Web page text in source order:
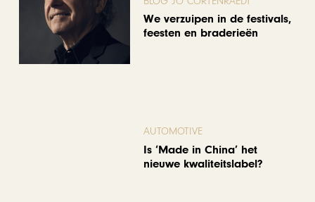
We verzuipen in de festivals,
feesten en braderieën
AUTOMOTIVE
Is ‘Made in China’ het
nieuwe kwaliteitslabel?